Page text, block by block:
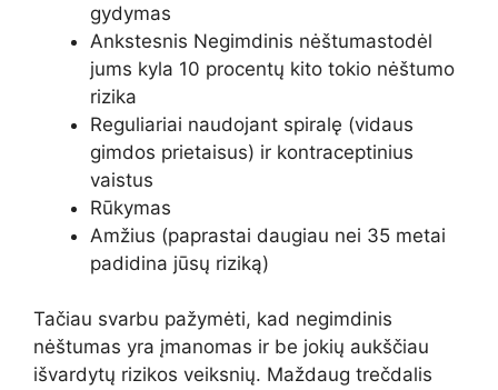
gydymas
Ankstesnis Negimdinis nėštumastodėl
jums kyla 10 procentų kito tokio nėštumo
rizika
Reguliariai naudojant spiralę (vidaus
gimdos prietaisus) ir kontraceptinius
vaistus
Rūkymas
Amžius (paprastai daugiau nei 35 metai
padidina jūsų riziką)
Tačiau svarbu pažymėti, kad negimdinis
nėštumas yra įmanomas ir be jokių aukščiau
išvardytų rizikos veiksnių. Maždaug trečdalis